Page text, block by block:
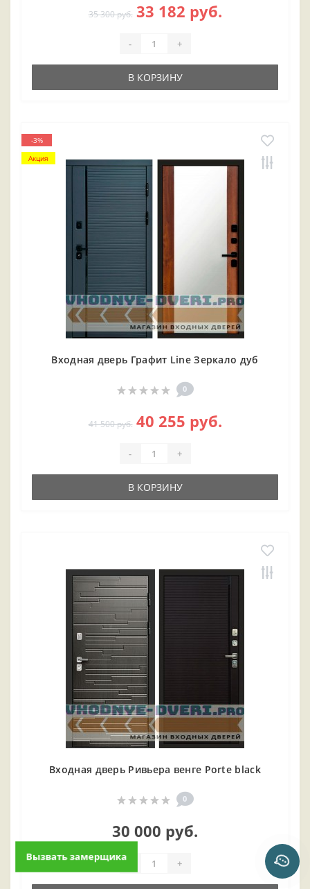
35 300 руб. 33 182 руб.
- +
В КОРЗИНУ
-3%
Акция
Входная дверь Графит Line Зеркало дуб
0
41 500 руб. 40 255 руб.
- +
В КОРЗИНУ
Входная дверь Ривьера венге Porte black
0
30 000 руб.
+
Вызвать замерщика